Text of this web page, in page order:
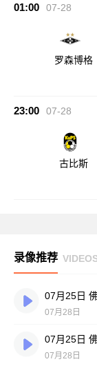
01:00 07-28
罗森博格
23:00 07-28
古比斯
录像推荐
07月28日
07月28日